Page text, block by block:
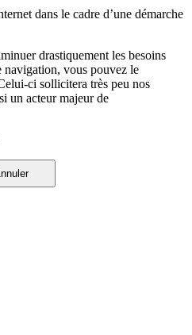
dans le cadre d’une démarche
drastiquement les besoins
navigation, vous pouvez le
ci sollicitera très peu nos
un acteur majeur de